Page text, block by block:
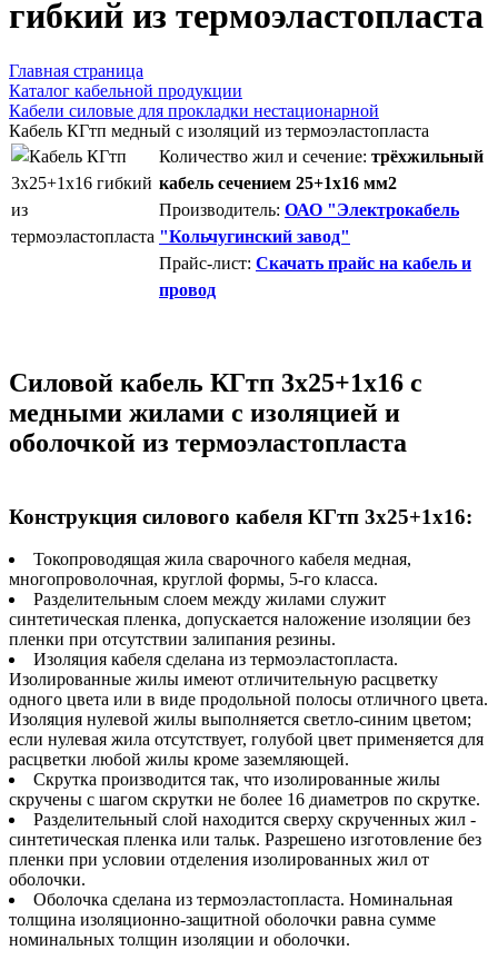
гибкий из термоэластопласта
Главная страница
Каталог кабельной продукции
Кабели силовые для прокладки нестационарной
Кабель КГтп медный с изоляций из термоэластопласта
Количество жил и сечение: трёхжильный
кабель сечением 25+1х16 мм2
Производитель: ОАО "Электрокабель
"Кольчугинский завод"
Прайс-лист: Скачать прайс на кабель и
провод
Силовой кабель КГтп 3х25+1х16 с
медными жилами с изоляцией и
оболочкой из термоэластопласта
Конструкция силового кабеля КГтп 3х25+1х16:
Токопроводящая жила сварочного кабеля медная,
многопроволочная, круглой формы, 5-го класса.
Разделительным слоем между жилами служит
синтетическая пленка, допускается наложение изоляции без
пленки при отсутствии залипания резины.
Изоляция кабеля сделана из термоэластопласта.
Изолированные жилы имеют отличительную расцветку
одного цвета или в виде продольной полосы отличного цвета.
Изоляция нулевой жилы выполняется светло-синим цветом;
если нулевая жила отсутствует, голубой цвет применяется для
расцветки любой жилы кроме заземляющей.
Скрутка производится так, что изолированные жилы
скручены с шагом скрутки не более 16 диаметров по скрутке.
Разделительный слой находится сверху скрученных жил -
синтетическая пленка или тальк. Разрешено изготовление без
пленки при условии отделения изолированных жил от
оболочки.
Оболочка сделана из термоэластопласта. Номинальная
толщина изоляционно-защитной оболочки равна сумме
номинальных толщин изоляции и оболочки.